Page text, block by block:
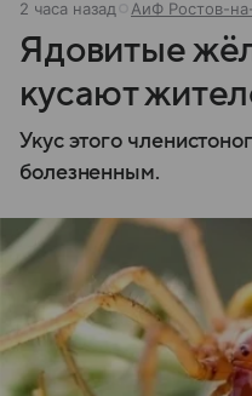
2 часа назад АиФ Ростов-
Ядовитые
кусают
Укус этого
болезненным.